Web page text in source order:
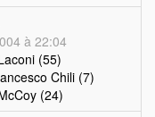
à 22:04
(55)
Chili (7)
(24)